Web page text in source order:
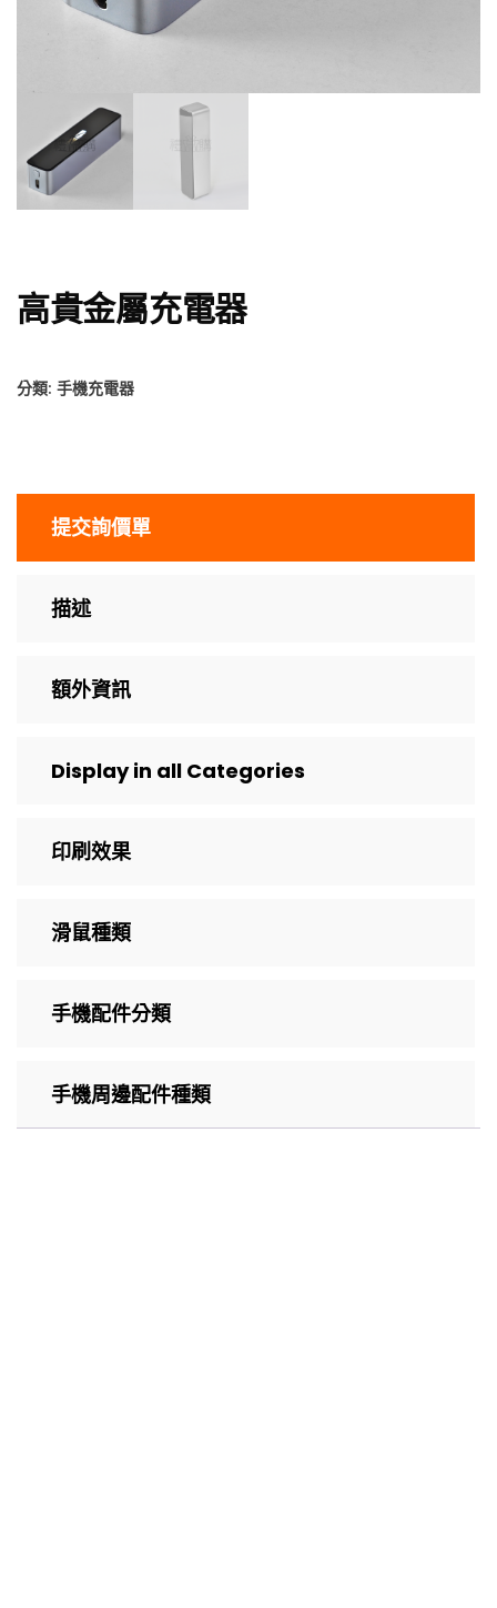
高貴金屬充電器
分類: 手機充電器
提交詢價單
描述
額外資訊
Display in all Categories
印刷效果
滑鼠種類
手機配件分類
手機周邊配件種類